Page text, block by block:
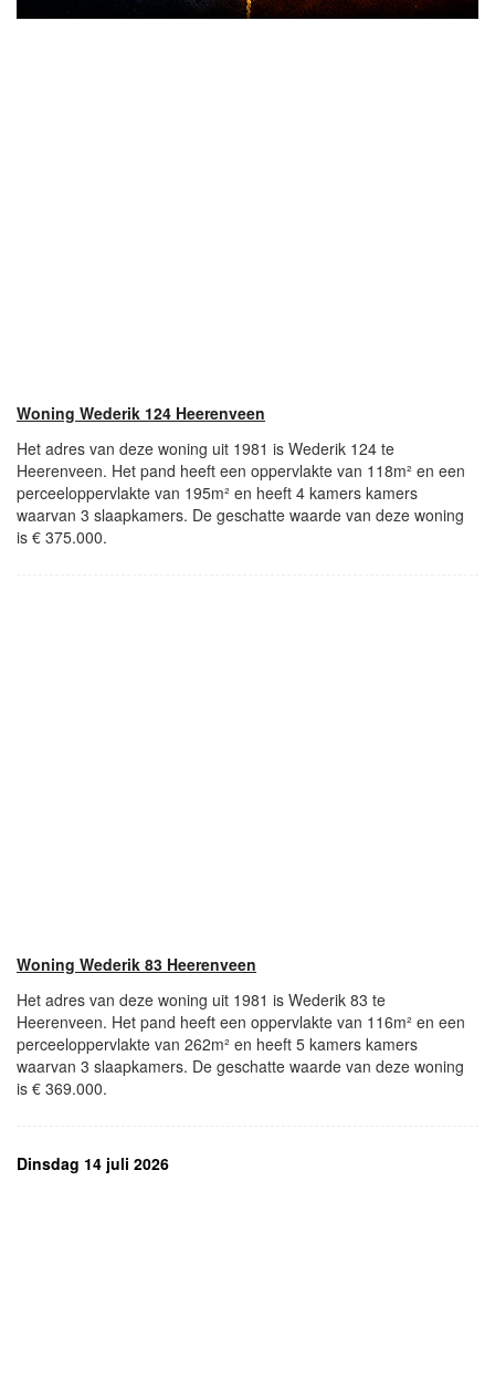
Woning Wederik 124 Heerenveen
Het adres van deze woning uit 1981 is Wederik 124 te
Heerenveen. Het pand heeft een oppervlakte van 118m² en een
perceeloppervlakte van 195m² en heeft 4 kamers kamers
waarvan 3 slaapkamers. De geschatte waarde van deze woning
is € 375.000.
Woning Wederik 83 Heerenveen
Het adres van deze woning uit 1981 is Wederik 83 te
Heerenveen. Het pand heeft een oppervlakte van 116m² en een
perceeloppervlakte van 262m² en heeft 5 kamers kamers
waarvan 3 slaapkamers. De geschatte waarde van deze woning
is € 369.000.
Dinsdag 14 juli 2026